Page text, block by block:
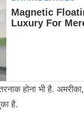
होना भी है.
है.